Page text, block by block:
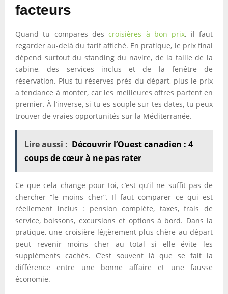
facteurs
Quand tu compares descroisières à bon prix, il faut
regarder au-delà du tarif affiché. En pratique, le prix final
dépend surtout du standing du navire, de la taille de la
cabine, des services inclus et de la fenêtre de
réservation. Plus tu réserves près du départ, plus le prix
a tendance à monter, car les meilleures offres partent en
premier. À l’inverse, si tu es souple sur tes dates, tu peux
trouver de vraies opportunités sur la Méditerranée.
Lire aussi : Découvrir l’Ouest canadien : 4
coups de cœur à ne pas rater
Ce que cela change pour toi, c’est qu’il ne suffit pas de
chercher “le moins cher”. Il faut comparer ce qui est
réellement inclus : pension complète, taxes, frais de
service, boissons, excursions et options à bord. Dans la
pratique, une croisière légèrement plus chère au départ
peut revenir moins cher au total si elle évite les
suppléments cachés. C’est souvent là que se fait la
différence entre une bonne affaire et une fausse
économie.